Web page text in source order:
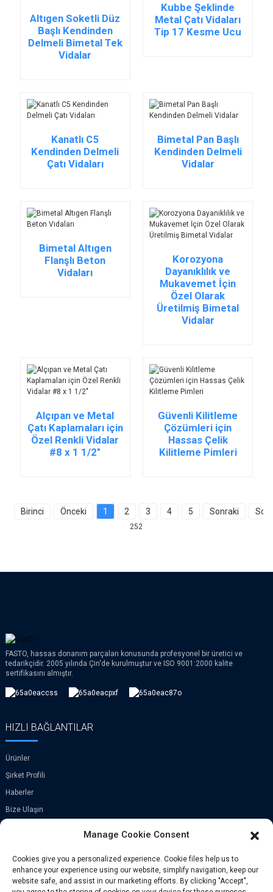
Altıgen Soketli Düz
Başlı Kendinden
Delmeli Bimetal Tek
Vidalar
Kubbe Şeklinde
Metal Çatı Vidaları
Tip 17 Kesme Ucu
Kanatlı C5
Kendinden Delmeli
Çatı Vidaları
Bimetal Pan Başlı
Kendinden Delmeli
Vidalar
Bimetal Altıgen
Flanşlı Beton
Vidaları
Korozyona
Dayanıklılık ve
Mukavemet İçin
Özel Olarak
Üretilmiş Bimetal
Vidalar
Alçıpan ve Metal
Çatı Kaplamaları için
Özel Renkli Vidalar
#8 x 1 1/2"
Güvenli Kilitleme
Çözümleri için
Hassas Çelik
Kilitleme Pimleri
Birinci Önceki 1 2 3 4 5 Sonraki Son
252
FASTO, hassas donanım parçaları konusunda profesyonel bir üretici ve
tedarikçidir. 2005 yılında Çin'de kurulmuştur ve ISO 9001:2000 kalite
sertifikasını almıştır.
HIZLI BAĞLANTILAR
Ürünler
Şirket Profili
Haberler
Bize Ulaşın
Oda A-907, Greenland Merkezi, Jinye
Yolu No. 9, Xi'an, Çin
Manage Cookie Consent
Cookies give you a personalized experience. Cookie files help us to
enhance your experience using our website, simplify navigation, keep our
website safe, and assist in our marketing efforts. By clicking "Accept",